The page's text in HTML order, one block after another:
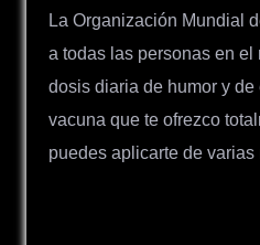
La Organización Mundial
a todas las personas en
dosis diaria de humor y de
vacuna que te ofrezco
puedes aplicarte de varias